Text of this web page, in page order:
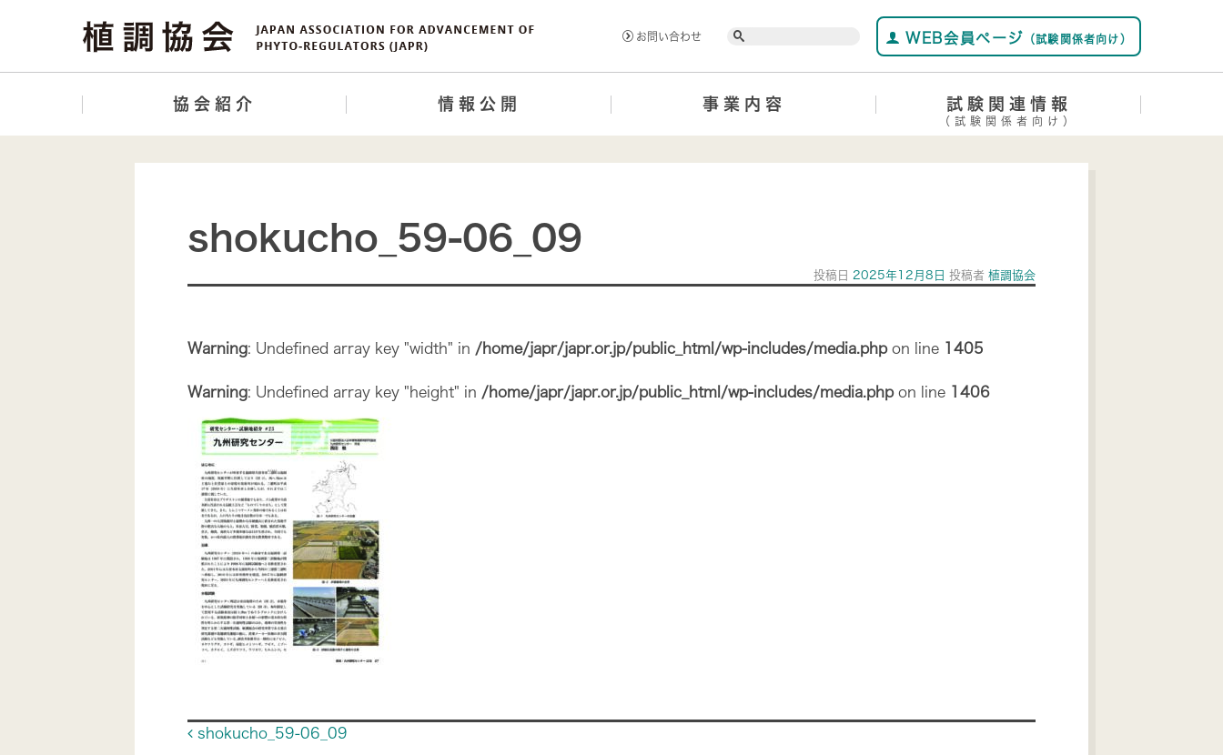
お問い合わせ Search WEB会員ページ （試験関係者向け）
協会紹介 情報公開 事業内容 試験関連情報
（試験関係者向け）
shokucho_59-06_09
投稿日 2025年12月8日 投稿者 植調協会
Warning: Undefined array key "width" in /home/japr/japr.or.jp/public_html/wp-includes/media.phpon line 1405
Warning: Undefined array key "height" in /home/japr/japr.or.jp/public_html/wp-includes/media.phpon line 1406
Post navigation
shokucho_59-06_09